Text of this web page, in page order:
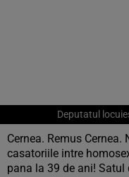
Deputatul
Cernea. Remus Cernea.
casatoriile intre
pana la 39 de ani!